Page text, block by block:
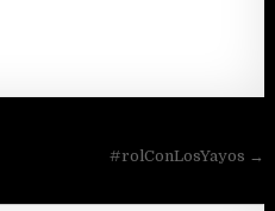
#rolConLosYayos →